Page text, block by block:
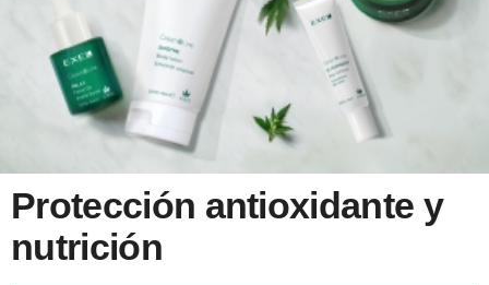
Protección antioxidante y
nutrición